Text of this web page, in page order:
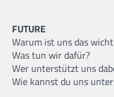
FUTURE
Warum ist uns das
Was tun wir dafür?
Wer unterstützt uns
Wie kannst du uns